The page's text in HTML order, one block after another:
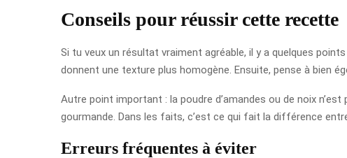
Conseils pour réussir cette recette
Si tu veux un résultat vraiment agréable, il y a quelques
donnent une texture plus homogène. Ensuite, pense à bien
Autre point important : la poudre d’amandes ou de noix
gourmande. Dans les faits, c’est ce qui fait la différence
Erreurs fréquentes à éviter